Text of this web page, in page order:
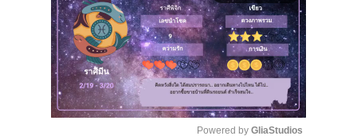
Powered by GliaStudios